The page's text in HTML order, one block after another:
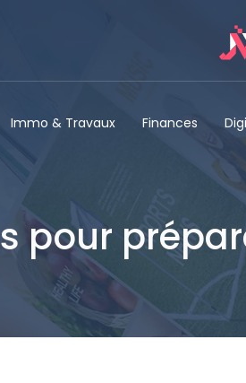
Immo & Travaux Finances
pour